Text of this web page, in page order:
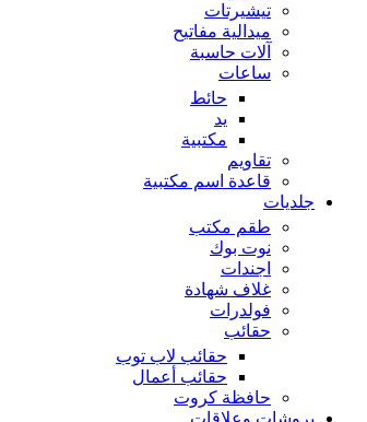
تيشيرتات
ميدالية مفاتيح
آلات حاسبة
ساعات
حائط
يد
مكتبية
تقاويم
قاعدة اسم مكتبية
جلديات
طقم مكتب
نوت بوك
اجندات
غلاف شهادة
فولدرات
حقائب
حقائب لاب توب
حقائب أعمال
حافظة كروت
بروشات وعلاقات